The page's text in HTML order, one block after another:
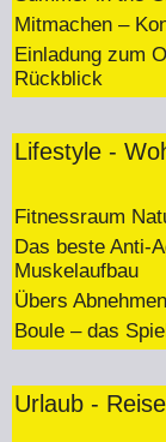
Mitmachen –
Einladung zum
Rückblick
Lifestyle -
Fitnessraum
Das beste Anti-
Muskelaufbau
Übers
Boule – das
Urlaub -